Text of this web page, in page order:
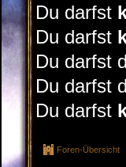
Du darfst
Du darfst
Du darfst
Du darfst
Du darfst
Foren-Übersicht